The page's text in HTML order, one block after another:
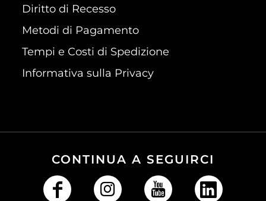
Diritto di Recesso
Metodi di Pagamento
Tempi e Costi di Spedizione
Informativa sulla Privacy
CONTINUA A SEGUIRCI